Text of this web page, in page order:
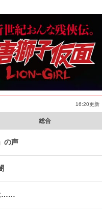
16:20更新
総合
の声
……